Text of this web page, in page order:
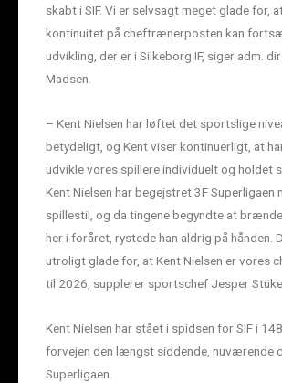
skabt i SIF. Vi er selvsagt meget glade for,
kontinuitet på cheftrænerposten kan
udvikling, der er i Silkeborg IF, siger adm.
Madsen.
– Kent Nielsen har løftet det sportslige
betydeligt, og Kent viser kontinuerligt, at
udvikle vores spillere individuelt og holdet
Kent Nielsen har begejstret 3F Superligaen
spillestil, og da tingene begyndte at
her i foråret, rystede han aldrig på hånden.
utroligt glade for, at Kent Nielsen er vores
til 2026, supplerer sportschef Jesper
Kent Nielsen har stået i spidsen for SIF i
forvejen den længst siddende, nuværende
Superligaen.